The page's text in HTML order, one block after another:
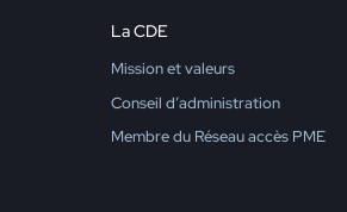
La CDE
Mission et valeurs
Conseil d’administration
Membre du Réseau accès PME